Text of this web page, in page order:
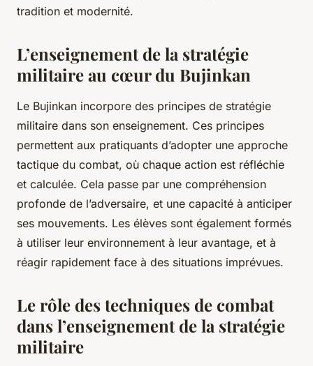
tradition et modernité.
L’enseignement de la stratégie
militaire au cœur du Bujinkan
Le Bujinkan incorpore des principes de stratégie
militaire dans son enseignement. Ces principes
permettent aux pratiquants d’adopter une approche
tactique du combat, où chaque action est réfléchie
et calculée. Cela passe par une compréhension
profonde de l’adversaire, et une capacité à anticiper
ses mouvements. Les élèves sont également formés
à utiliser leur environnement à leur avantage, et à
réagir rapidement face à des situations imprévues.
Le rôle des techniques de combat
dans l’enseignement de la stratégie
militaire